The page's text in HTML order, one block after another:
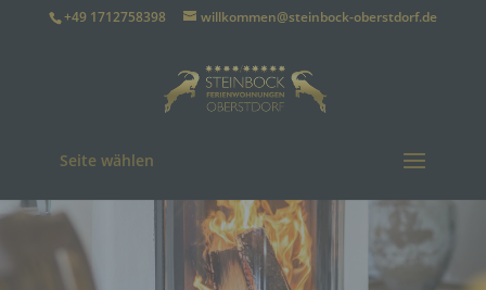
+49 1712758398 willkommen@steinbock-oberstdorf.de
Seite wählen